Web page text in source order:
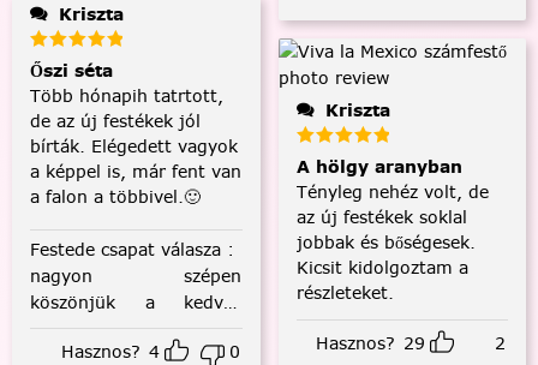
Kriszta
Őszi séta
Több hónapih tatrtott,
de az új festékek jól
bírták. Elégedett vagyok
a képpel is, már fent van
a falon a többivel.🙂
Festede csapat válasza :
nagyon szépen
köszönjük a kedves
visszajelzést! :)
Hasznos? 4 0
Kriszta
A hölgy aranyban
Tényleg nehéz volt, de
az új festékek soklal
jobbak és bőségesek.
Kicsit kidolgoztam a
részleteket.
Hasznos? 29 2